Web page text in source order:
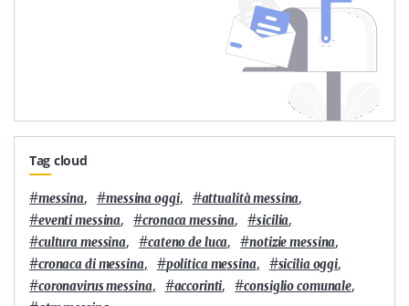
Tag cloud
#messina, #messina oggi, #attualità messina,
#eventi messina, #cronaca messina, #sicilia,
#cultura messina, #cateno de luca, #notizie messina,
#cronaca di messina, #politica messina, #sicilia oggi,
#coronavirus messina, #accorinti, #consiglio comunale,